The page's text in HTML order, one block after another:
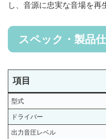
し、音源に忠実な音場を再
スペック・製品
項目
型式
ドライバー
出力音圧レベル